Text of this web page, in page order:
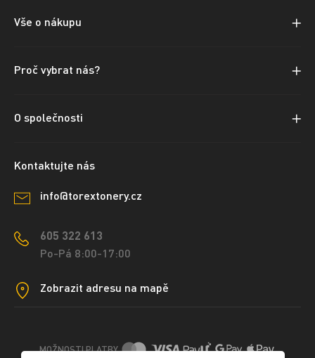
Vše o nákupu
Proč vybrat nás?
O společnosti
Kontaktujte nás
info@torextonery.cz
605 322 613
Po-Pá 8:00-17:00
Zobrazit adresu na mapě
MOŽNOSTI PLATBY